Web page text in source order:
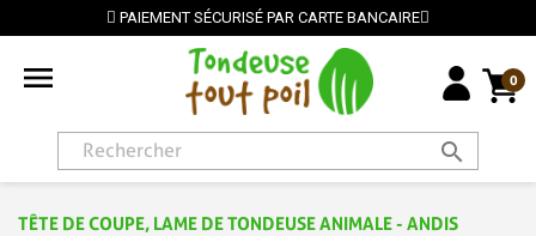
PAIEMENT SÉCURISÉ PAR CARTE BANCAIRE
 0
search
TÊTE DE COUPE, LAME DE TONDEUSE ANIMALE - ANDIS